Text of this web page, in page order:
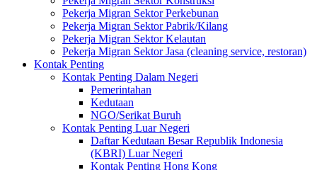
Pekerja Migran Sektor Perkebunan
Pekerja Migran Sektor Pabrik/Kilang
Pekerja Migran Sektor Kelautan
Pekerja Migran Sektor Jasa (cleaning service, restoran)
Kontak Penting
Kontak Penting Dalam Negeri
Pemerintahan
Kedutaan
NGO/Serikat Buruh
Kontak Penting Luar Negeri
Daftar Kedutaan Besar Republik Indonesia
(KBRI) Luar Negeri
Kontak Penting Hong Kong